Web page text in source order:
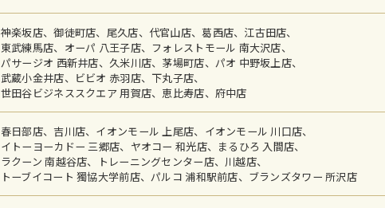
神楽坂店、御徒町店、尾久店、代官山店、葛西店、江古田店、
東武練馬店、オーパ 八王子店、フォレストモール 南大沢店、
パサージオ 西新井店、久米川店、茅場町店、パオ 中野坂上店、
武蔵小金井店、ビビオ 赤羽店、下丸子店、
世田谷ビジネススクエア 用賀店、恵比寿店、府中店
春日部店、吉川店、イオンモール 上尾店、イオンモール 川口店、
イトーヨーカドー 三郷店、ヤオコー 和光店、まるひろ 入間店、
ラクーン 南越谷店、トレーニングセンター店、川越店、
トーブイコート 獨協大学前店、パルコ 浦和駅前店、ブランズタワー 所沢店